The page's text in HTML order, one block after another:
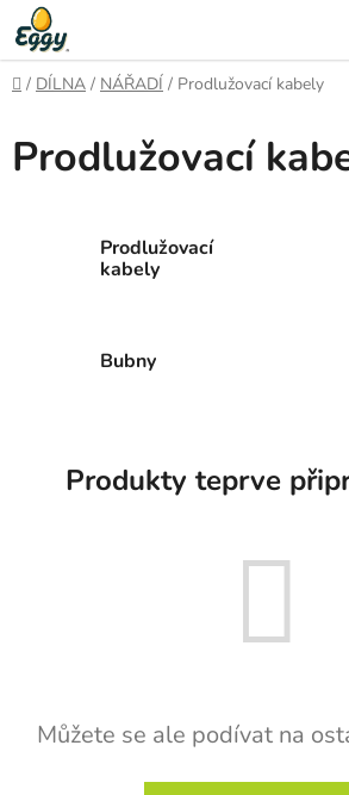
Přejít
na
obsah
Domů
/ DÍLNA / NÁŘADÍ / Prodlužovací kabely
Prodlužovací
Prodlužovací
kabely
Bubny
Produkty teprve
Můžete se ale podívat na